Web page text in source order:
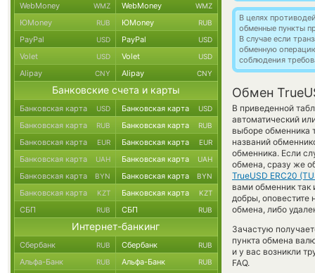
В целях
обменные пункты
В случае если
обменную
соблюдения
Обмен
В приведенной
автоматический
выборе обменника
названий
обменника. Если
обмена, сразу же
TrueUSD ERC20
вами обменник так
добры,
обмена, либо
Зачастую
пункта обмена
и у вас возникли
FAQ.
WebMoney WMZ WebMoney WMZ
ЮMoney RUB ЮMoney RUB
PayPal USD PayPal USD
Volet USD Volet USD
Alipay CNY Alipay CNY
Банковские счета и карты
Банковская карта USD Банковская карта USD
Банковская карта RUB Банковская карта RUB
Банковская карта EUR Банковская карта EUR
Банковская карта UAH Банковская карта UAH
Банковская карта BYN Банковская карта BYN
Банковская карта KZT Банковская карта KZT
СБП RUB СБП RUB
Интернет-банкинг
Сбербанк RUB Сбербанк RUB
Альфа-Банк RUB Альфа-Банк RUB